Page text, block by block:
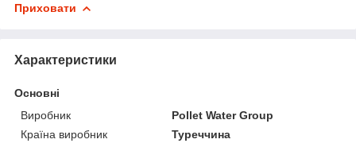
Приховати
Характеристики
Основні
Виробник
Pollet Water Group
Країна виробник
Туреччина